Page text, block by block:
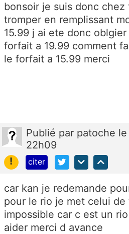
bonsoir je suis donc
tromper en remplissant
15.99 j ai ete donc
forfait a 19.99 comment
le forfait a 15.99 merci
Publié par patoche
22h09
!
citer
car kan je redemande
pour le rio je met celui
impossible car c est un
aider merci d avance